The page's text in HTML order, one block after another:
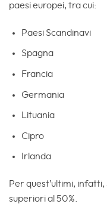
paesi europei, tra cui:
Paesi Scandinavi
Spagna
Francia
Germania
Lituania
Cipro
Irlanda
Per quest’ultimi,
superiori al 50%.